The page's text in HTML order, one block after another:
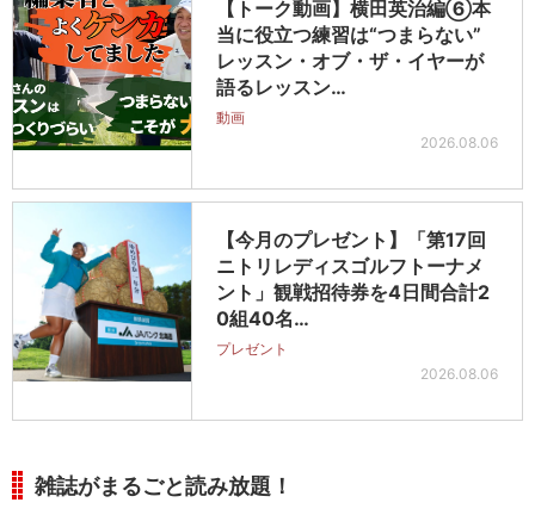
【トーク動画】横田英治編⑥本
当に役立つ練習は“つまらない”
レッスン・オブ・ザ・イヤーが
語るレッスン…
動画
2026.08.06
【今月のプレゼント】「第17回
ニトリレディスゴルフトーナメ
ント」観戦招待券を4日間合計2
0組40名…
プレゼント
2026.08.06
雑誌がまるごと読み放題！